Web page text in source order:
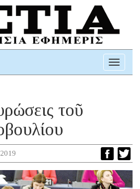
Toggle
τοῦ